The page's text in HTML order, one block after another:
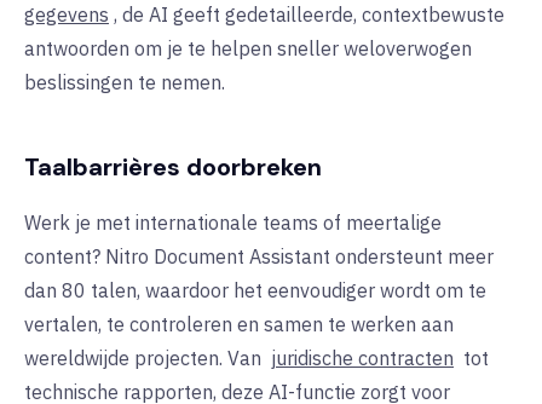
gegevens , de AI geeft gedetailleerde, contextbewuste
antwoorden om je te helpen sneller weloverwogen
beslissingen te nemen.
Taalbarrières doorbreken
Werk je met internationale teams of meertalige
content? Nitro Document Assistant ondersteunt meer
dan 80 talen, waardoor het eenvoudiger wordt om te
vertalen, te controleren en samen te werken aan
wereldwijde projecten. Van juridische contracten tot
technische rapporten, deze AI-functie zorgt voor